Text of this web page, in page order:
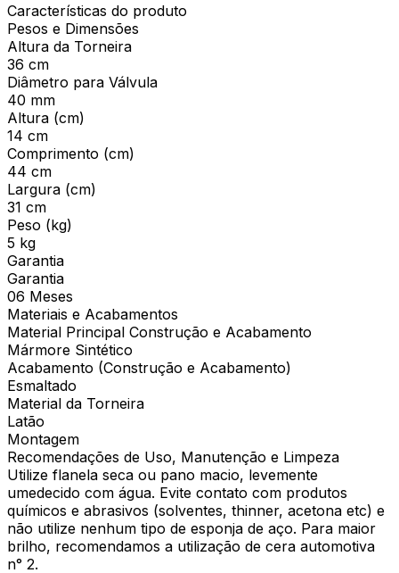
Características do produto
Pesos e Dimensões
Altura da Torneira
36 cm
Diâmetro para Válvula
40 mm
Altura (cm)
14 cm
Comprimento (cm)
44 cm
Largura (cm)
31 cm
Peso (kg)
5 kg
Garantia
Garantia
06 Meses
Materiais e Acabamentos
Material Principal Construção e Acabamento
Mármore Sintético
Acabamento (Construção e Acabamento)
Esmaltado
Material da Torneira
Latão
Montagem
Recomendações de Uso, Manutenção e Limpeza
Utilize flanela seca ou pano macio, levemente
umedecido com água. Evite contato com produtos
químicos e abrasivos (solventes, thinner, acetona etc) e
não utilize nenhum tipo de esponja de aço. Para maior
brilho, recomendamos a utilização de cera automotiva
n° 2.